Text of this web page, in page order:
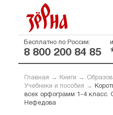
Бесплатно по России:
8 800 200 84 85
Главная → Книги →
Учебники и пособия →
всех орфограмм 1-4 класс.
Нефедова